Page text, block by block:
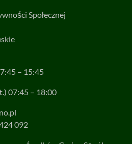
Społecznej
– 15:45
07:45 – 18:00
092